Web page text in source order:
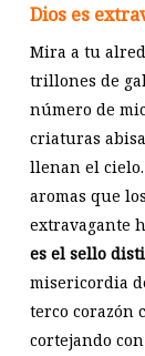
Dios es
Mira a tu
trillones de
número de
criaturas
llenan el
aromas que
extravagante
es el sello
misericordia
terco corazón
cortejando